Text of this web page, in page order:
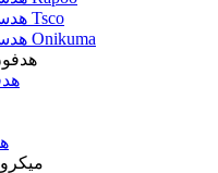
هدست و هدفون Tsco
هدست و هدفون Onikuma